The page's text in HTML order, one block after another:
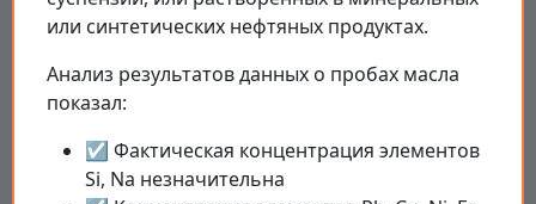
или синтетических нефтяных продуктах.
Анализ результатов данных о пробах масла
показал:
☑ Фактическая концентрация элементов
Si, Na незначительна